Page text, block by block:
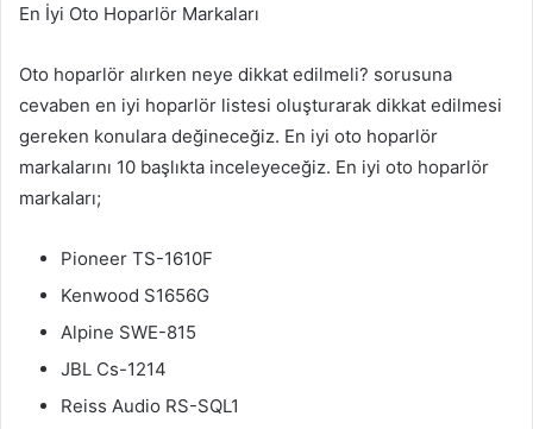
En İyi Oto Hoparlör Markaları​​​​​​​
Oto hoparlör alırken neye dikkat edilmeli? sorusuna
cevaben en iyi hoparlör listesi oluşturarak dikkat edilmesi
gereken konulara değineceğiz. En iyi oto hoparlör
markalarını 10 başlıkta inceleyeceğiz. En iyi oto hoparlör
markaları;
Pioneer TS-1610F
Kenwood S1656G
Alpine SWE-815
JBL Cs-1214
Reiss Audio RS-SQL1